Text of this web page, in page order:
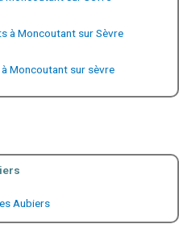
à Moncoutant sur Sèvre
Moncoutant sur sèvre
Aubiers